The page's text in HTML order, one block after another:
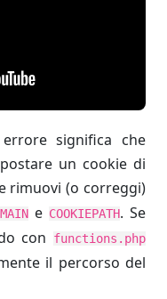
significa che
un cookie di
rimuovi (o correggi)
e COOKIEPATH. Se
con
functions.php
il percorso del